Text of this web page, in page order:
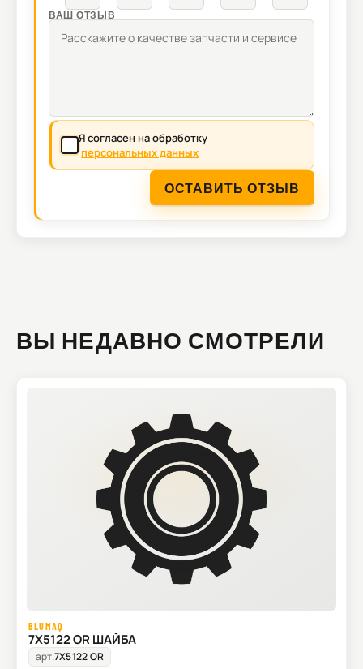
ВАШ ОТЗЫВ
Я согласен на обработку
персональных данных
ОСТАВИТЬ ОТЗЫВ
ВЫ НЕДАВНО СМОТРЕЛИ
BLUMAQ
7X5122 OR ШАЙБА
арт.7X5122 OR